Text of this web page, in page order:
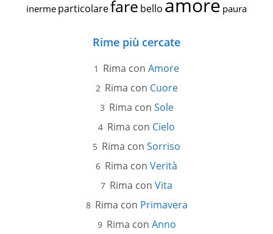
inerme particolarefare bello amore paura
Rime più cercate
Rima con Amore
Rima con Cuore
Rima con Sole
Rima con Cielo
Rima con Sorriso
Rima con Verità
Rima con Vita
Rima con Primavera
Rima con Anno